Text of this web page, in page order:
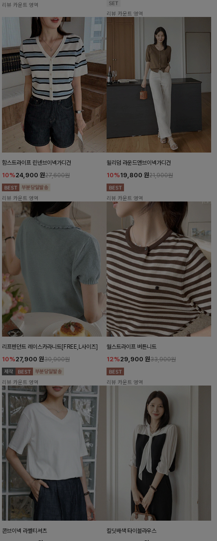
리뷰 카운트 영역
리뷰 카운트 영역
함스트라이프 린넨브이넥가디건
10%24,900 원27,600원
리뷰 카운트 영역
윌리덤 라운드앤브이넥가디건
10%19,800 원21,900원
리뷰 카운트 영역
리프펜던트 레이스카라니트[FREE,L사이즈]
10%27,900 원30,900원
리뷰 카운트 영역
월스트라이프 버튼니트
12%29,900 원33,900원
리뷰 카운트 영역
콘브이넥 라벨티셔츠 킬딧배색 타이블라우스